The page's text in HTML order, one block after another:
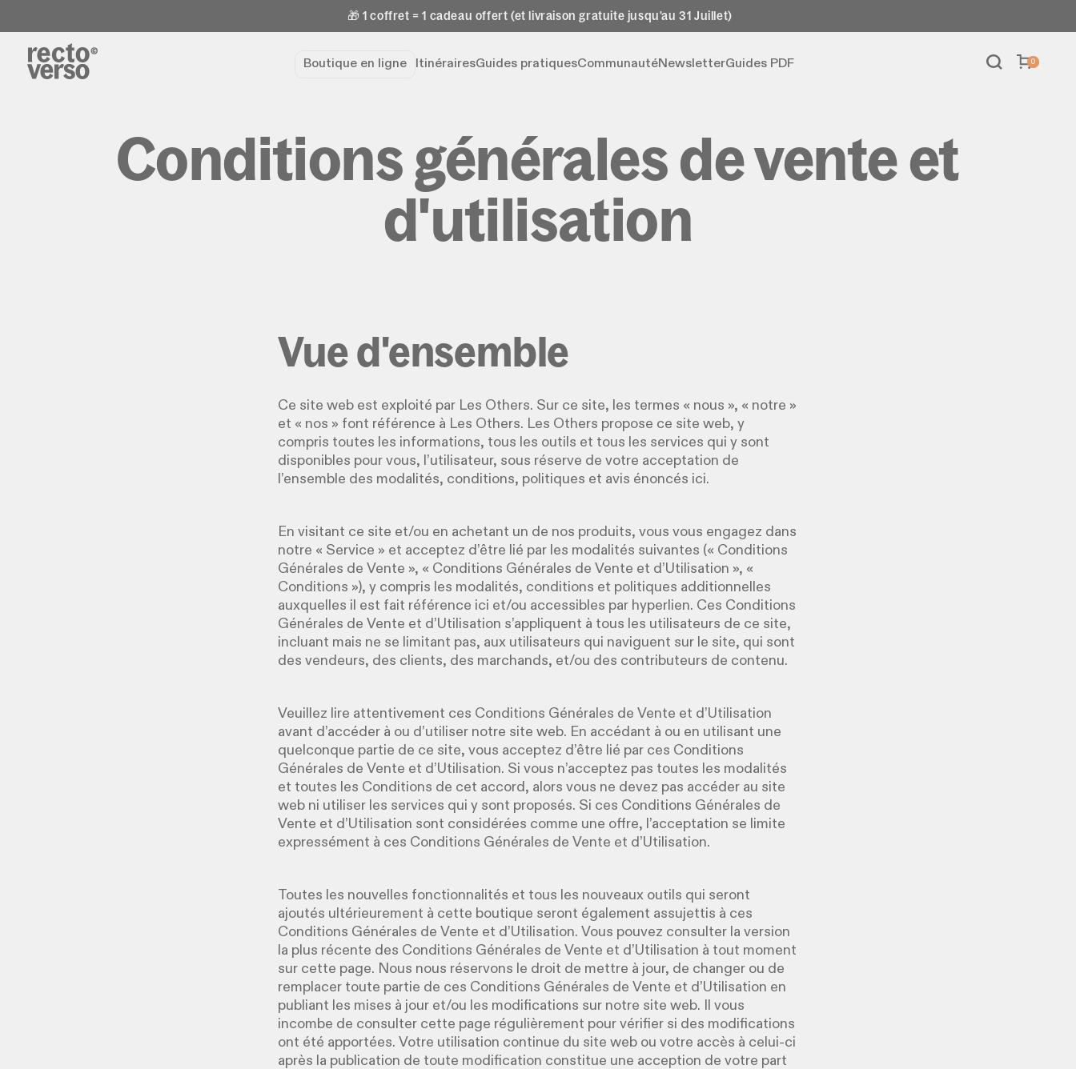
🎁 1 coffret = 1 cadeau offert (et livraison gratuite jusqu'au 31 Juillet)
Boutique en ligne ItinérairesGuides pratiquesCommunautéNewsletterGuides PDF 0
Conditions générales de vente et
d'utilisation
Vue d'ensemble
Ce site web est exploité par Les Others. Sur ce site, les termes « nous », « notre »
et « nos » font référence à Les Others. Les Others propose ce site web, y
compris toutes les informations, tous les outils et tous les services qui y sont
disponibles pour vous, l’utilisateur, sous réserve de votre acceptation de
l’ensemble des modalités, conditions, politiques et avis énoncés ici.
En visitant ce site et/ou en achetant un de nos produits, vous vous engagez dans
notre « Service » et acceptez d’être lié par les modalités suivantes (« Conditions
Générales de Vente », « Conditions Générales de Vente et d’Utilisation », «
Conditions »), y compris les modalités, conditions et politiques additionnelles
auxquelles il est fait référence ici et/ou accessibles par hyperlien. Ces Conditions
Générales de Vente et d’Utilisation s’appliquent à tous les utilisateurs de ce site,
incluant mais ne se limitant pas, aux utilisateurs qui naviguent sur le site, qui sont
des vendeurs, des clients, des marchands, et/ou des contributeurs de contenu.
Veuillez lire attentivement ces Conditions Générales de Vente et d’Utilisation
avant d’accéder à ou d’utiliser notre site web. En accédant à ou en utilisant une
quelconque partie de ce site, vous acceptez d’être lié par ces Conditions
Générales de Vente et d’Utilisation. Si vous n’acceptez pas toutes les modalités
et toutes les Conditions de cet accord, alors vous ne devez pas accéder au site
web ni utiliser les services qui y sont proposés. Si ces Conditions Générales de
Vente et d’Utilisation sont considérées comme une offre, l’acceptation se limite
expressément à ces Conditions Générales de Vente et d’Utilisation.
Toutes les nouvelles fonctionnalités et tous les nouveaux outils qui seront
ajoutés ultérieurement à cette boutique seront également assujettis à ces
Conditions Générales de Vente et d’Utilisation. Vous pouvez consulter la version
la plus récente des Conditions Générales de Vente et d’Utilisation à tout moment
sur cette page. Nous nous réservons le droit de mettre à jour, de changer ou de
remplacer toute partie de ces Conditions Générales de Vente et d’Utilisation en
publiant les mises à jour et/ou les modifications sur notre site web. Il vous
incombe de consulter cette page régulièrement pour vérifier si des modifications
ont été apportées. Votre utilisation continue du site web ou votre accès à celui-ci
après la publication de toute modification constitue une acception de votre part